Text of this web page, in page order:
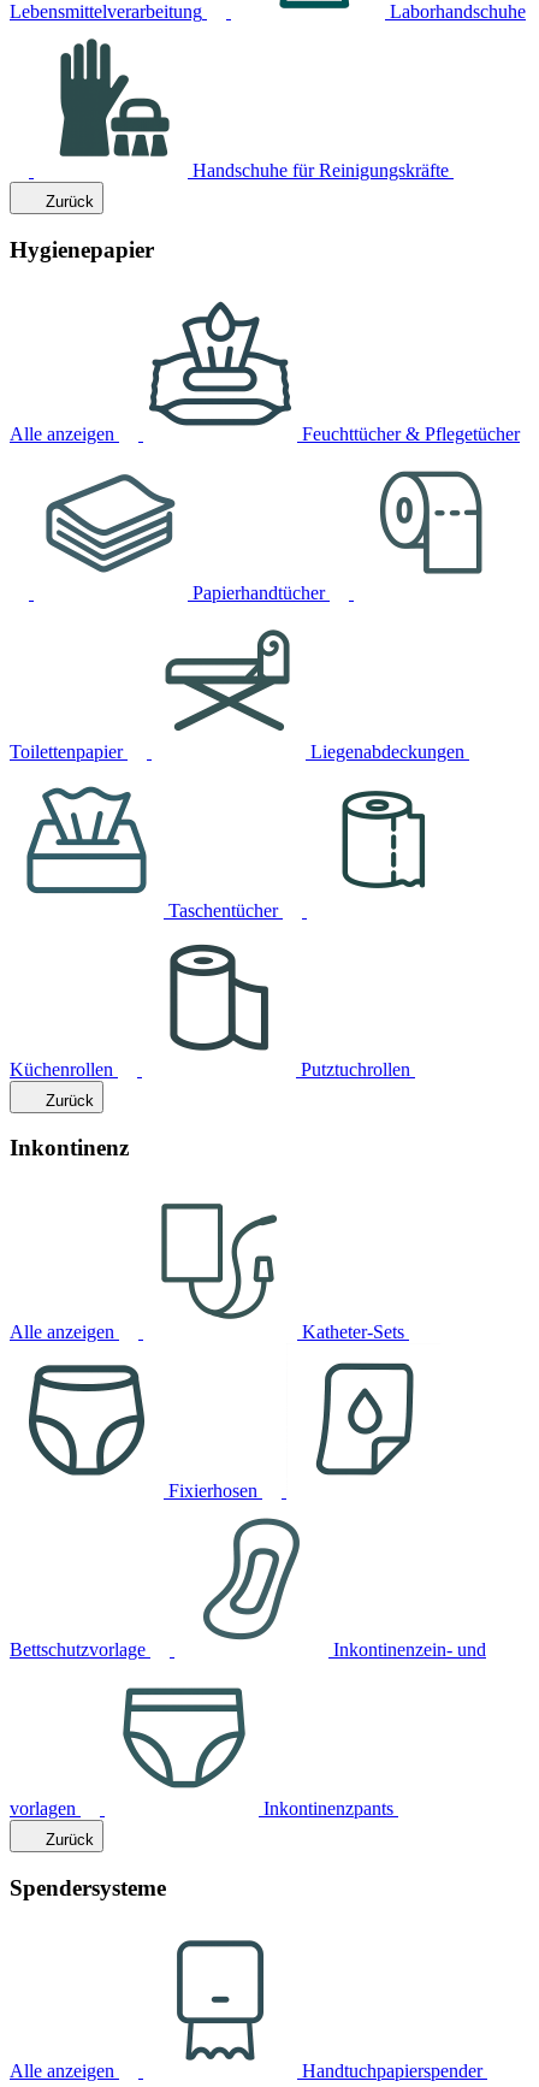
Lebensmittelverarbeitung Laborhandschuhe
Handschuhe für Reinigungskräfte
Zurück
Hygienepapier
Alle anzeigen Feuchttücher & Pflegetücher
Papierhandtücher
Toilettenpapier Liegenabdeckungen
Taschentücher
Küchenrollen Putztuchrollen
Zurück
Inkontinenz
Alle anzeigen Katheter-Sets
Fixierhosen
Bettschutzvorlage Inkontinenzein- und
vorlagen Inkontinenzpants
Zurück
Spendersysteme
Alle anzeigen Handtuchpapierspender